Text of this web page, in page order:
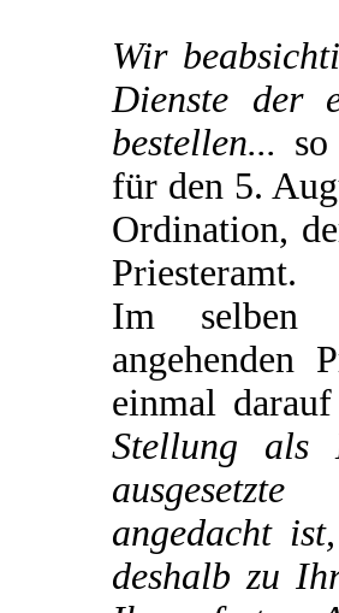
Wir
Dienste der
bestellen...
für den 5.
Ordination,
Priesteramt.
Im selben
angehenden
einmal
Stellung als
angedacht
deshalb zu